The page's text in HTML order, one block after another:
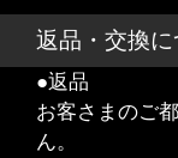
返品・交換に
●返品
お客さまのご
ん。